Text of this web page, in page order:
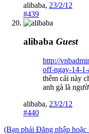
alibaba, 23/2/12
#439
alibaba Guest
http://
off-ngay-14-
thêm cái này
anh gà là
alibaba, 23/2/12
#440
(Bạn phải Đăng nhập